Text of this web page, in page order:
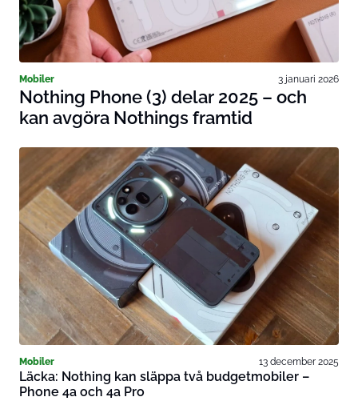
Mobiler 3 januari 2026
Nothing Phone (3) delar 2025 – och
kan avgöra Nothings framtid
Mobiler 13 december 2025
Läcka: Nothing kan släppa två budgetmobiler –
Phone 4a och 4a Pro